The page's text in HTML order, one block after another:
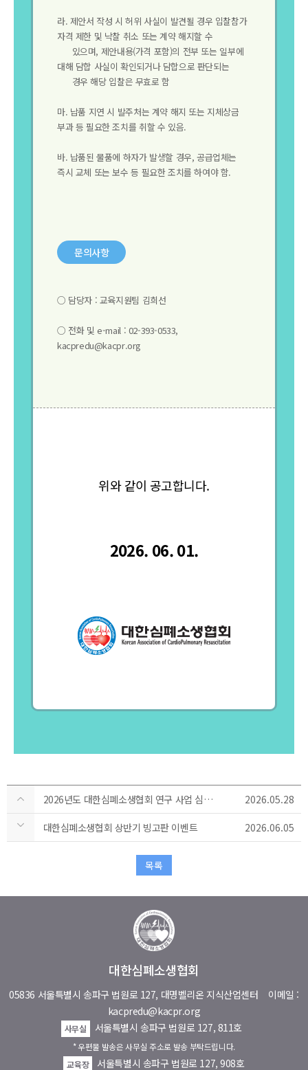
라. 제안서 작성 시 허위 사실이 발견될 경우 입찰참가
자격 제한 및 낙찰 취소 또는 계약 해지할 수
있으며, 제안내용(가격 포함)의 전부 또는 일부에
대해 담합 사실이 확인되거나 담합으로 판단되는
경우 해당 입찰은 무효로 함
마. 납품 지연 시 발주처는 계약 해지 또는 지체상금
부과 등 필요한 조치를 취할 수 있음.
바. 납품된 물품에 하자가 발생할 경우, 공급업체는
즉시 교체 또는 보수 등 필요한 조치를 하여야 함.
문의사항
○ 담당자 : 교육지원팀 김희선
○ 전화 및 e-mail : 02-393-0533,
kacpredu@kacpr.org
위와 같이 공고합니다.
2026. 06. 01.
2026년도 대한심폐소생협회 연구 사업 심사결과 발표 2026.05.28
대한심폐소생협회 상반기 빙고판 이벤트 2026.06.05
목록
대한심폐소생협회
05836 서울특별시 송파구 법원로 127, 대명벨리온 지식산업센터 이메일 :
kacpredu@kacpr.org
사무실 서울특별시 송파구 법원로 127, 811호
* 우편물 발송은 사무실 주소로 발송 부탁드립니다.
교육장
서울특별시 송파구 법원로 127, 908호